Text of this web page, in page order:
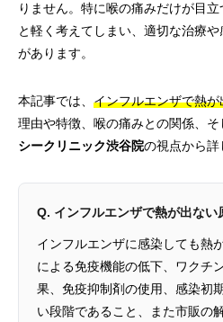
りません。特に喉の痛みだけが目立
と軽く考えてしまい、適切な治療
があります。
本記事では、 インフルエンザで熱
理由や特徴、喉の痛みとの関係、そ
シークリニック渋谷院の視点から詳
Q. インフルエンザで熱が出ない
インフルエンザに感染しても熱
による免疫機能の低下、ワクチ
果、免疫抑制剤の使用、感染初
い段階であること、また市販の